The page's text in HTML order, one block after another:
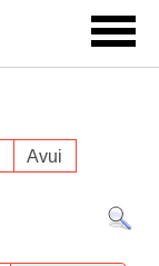
Avui